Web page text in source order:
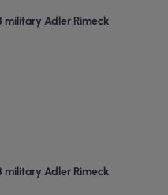
military Adler Rimeck
military Adler Rimeck